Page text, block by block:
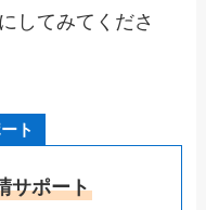
してみてくださ
ト
サポート